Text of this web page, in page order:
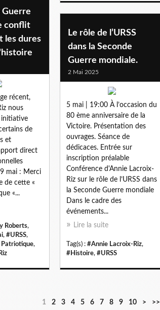
Guerre
conflit
les dures
récent,
nous
initiative
de
et
direct
mai : Merci
de cette «
«...
Roberts,
, #URSS,
Patriotique,
Le rôle de l’URSS
dans la Seconde
Guerre mondiale.
2 Mai 2025
5 mai | 19:00 À l’occasion du
80 ème anniversaire de la
Victoire. Présentation des
ouvrages. Séance de
dédicaces. Entrée sur
inscription préalable
Conférence d'Annie Lacroix-
Riz sur le rôle de l’URSS dans
la Seconde Guerre mondiale
Dans le cadre des
événements...
Lire la suite
Tag(s) : #Annie Lacroix-Riz,
#Histoire, #URSS
1 2 3 4 5 6 7 8 9 10 > >>